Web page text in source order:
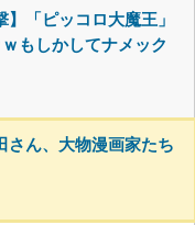
】「ピッコロ大魔王」
もしかしてナメック
さん、大物漫画家たち